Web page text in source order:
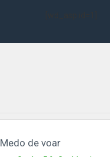
Medo de voar